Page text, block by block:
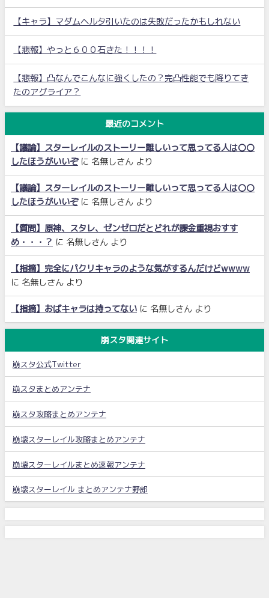
【キャラ】マダムヘルタ引いたのは失敗だったかもしれない
【悲報】やっと６００石きた！！！！
【悲報】凸なんでこんなに強くしたの？完凸性能でも降りてき
たのアグライア？
最近のコメント
【議論】スターレイルのストーリー難しいって思ってる人は〇〇
したほうがいいぞに 名無しさん より
【議論】スターレイルのストーリー難しいって思ってる人は〇〇
したほうがいいぞに 名無しさん より
【質問】原神、スタレ、ゼンゼロだとどれが課金重視おすす
め・・・？ に 名無しさん より
【指摘】完全にパクリキャラのような気がするんだけどwwww
に 名無しさん より
【指摘】おばキャラは持ってない に 名無しさん より
崩スタ関連サイト
崩スタ公式Twitter
崩スタまとめアンテナ
崩スタ攻略まとめアンテナ
崩壊スターレイル攻略まとめアンテナ
崩壊スターレイルまとめ速報アンテナ
崩壊スターレイル まとめアンテナ野郎